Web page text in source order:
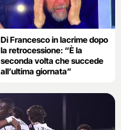
Di Francesco in lacrime dopo
la retrocessione: “È la
seconda volta che succede
all’ultima giornata”